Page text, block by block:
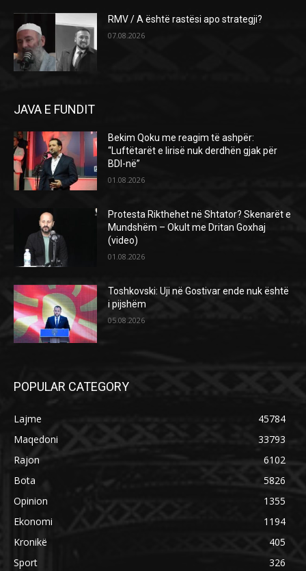
RMV / A është rastësi apo strategji?
07.08.2026
JAVA E FUNDIT
Bekim Qoku me reagim të ashpër:
“Luftëtarët e lirisë nuk derdhën gjak për
BDI-në”
01.08.2026
Protesta Rikthehet në Shtator? Skenarët e
Mundshëm – Okult me Dritan Goxhaj
(video)
01.08.2026
Toshkovski: Uji në Gostivar ende nuk është
i pijshëm
05.08.2026
POPULAR CATEGORY
Lajme
45784
Maqedoni
33793
Rajon
6102
Bota
5826
Opinion
1355
Ekonomi
1194
Kronikë
405
Sport
326